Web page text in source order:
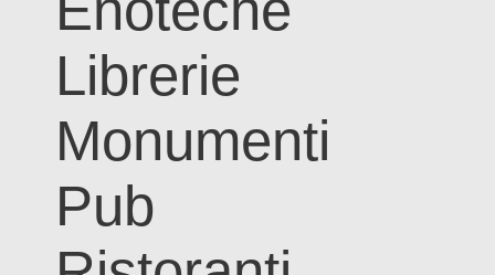
Librerie
Monumenti
Pub